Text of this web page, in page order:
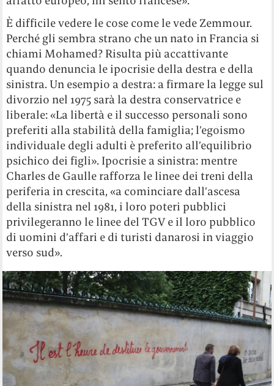
È difficile vedere le cose come le vede Zemmour.
Perché gli sembra strano che un nato in Francia si
chiami Mohamed? Risulta più accattivante
quando denuncia le ipocrisie della destra e della
sinistra. Un esempio a destra: a firmare la legge sul
divorzio nel 1975 sarà la destra conservatrice e
liberale: «La libertà e il successo personali sono
preferiti alla stabilità della famiglia; l’egoismo
individuale degli adulti è preferito all’equilibrio
psichico dei figli». Ipocrisie a sinistra: mentre
Charles de Gaulle rafforza le linee dei treni della
periferia in crescita, «a cominciare dall’ascesa
della sinistra nel 1981, i loro poteri pubblici
privilegeranno le linee del TGV e il loro pubblico
di uomini d’affari e di turisti danarosi in viaggio
verso sud».